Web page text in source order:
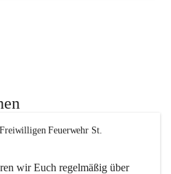
Freiwilligen Feuerwehr St.
wir Euch regelmäßig über